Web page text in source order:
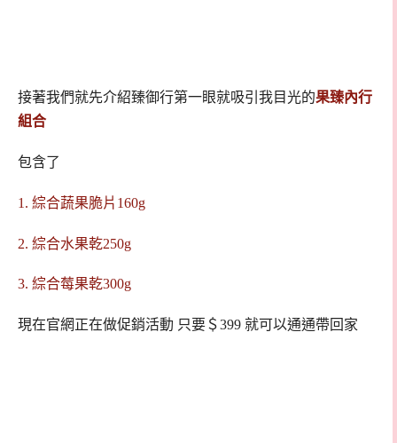
接著我們就先介紹臻御行第一眼就吸引我目光的果臻內行
組合
包含了
1. 綜合蔬果脆片160g
2. 綜合水果乾250g
3. 綜合莓果乾300g
現在官網正在做促銷活動 只要＄399 就可以通通帶回家